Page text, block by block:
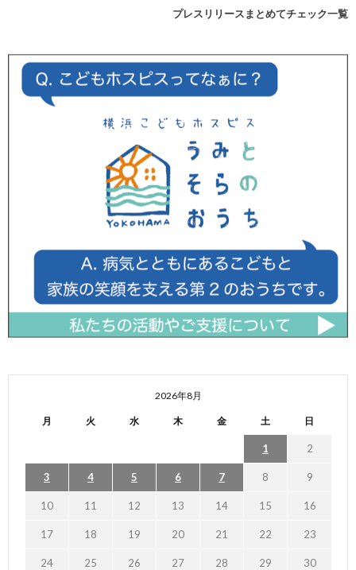
プレスリリースまとめてチェック一覧
2026年8月
月 火 水 木 金 土 日
1 2
3 4 5 6 7 8 9
10 11 12 13 14 15 16
17 18 19 20 21 22 23
24 25 26 27 28 29 30